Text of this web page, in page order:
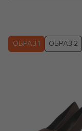
ОБРАЗ 1 ОБРАЗ 2